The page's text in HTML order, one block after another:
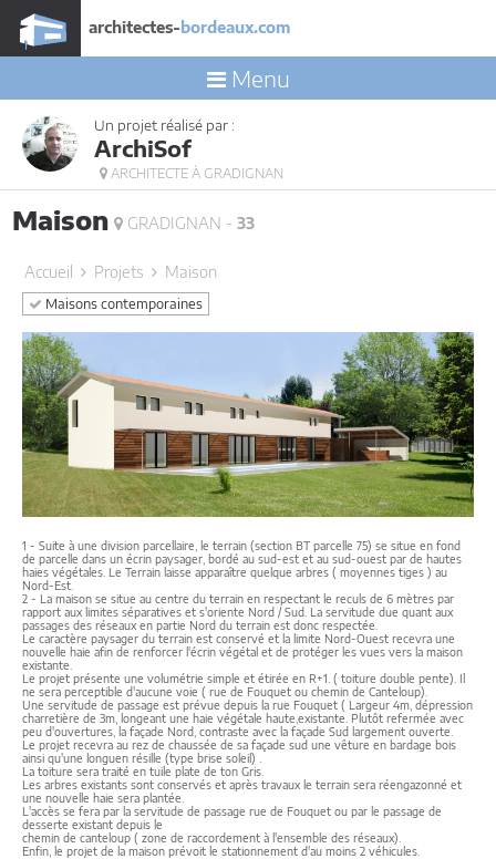
architectes- bordeaux.com
Menu
Un projet réalisé par :
ArchiSof
ARCHITECTE À GRADIGNAN
Maison GRADIGNAN - 33
Accueil Projets Maison
Maisons contemporaines
1 - Suite à une division parcellaire, le terrain (section BT parcelle 75) se situe en fond
de parcelle dans un écrin paysager, bordé au sud-est et au sud-ouest par de hautes
haies végétales. Le Terrain laisse apparaître quelque arbres ( moyennes tiges ) au
Nord-Est.
2 - La maison se situe au centre du terrain en respectant le reculs de 6 mètres par
rapport aux limites séparatives et s'oriente Nord / Sud. La servitude due quant aux
passages des réseaux en partie Nord du terrain est donc respectée.
Le caractère paysager du terrain est conservé et la limite Nord-Ouest recevra une
nouvelle haie afin de renforcer l'écrin végétal et de protéger les vues vers la maison
existante.
Le projet présente une volumétrie simple et étirée en R+1. ( toiture double pente). Il
ne sera perceptible d'aucune voie ( rue de Fouquet ou chemin de Canteloup).
Une servitude de passage est prévue depuis la rue Fouquet ( Largeur 4m, dépression
charretière de 3m, longeant une haie végétale haute,existante. Plutôt refermée avec
peu d'ouvertures, la façade Nord, contraste avec la façade Sud largement ouverte.
Le projet recevra au rez de chaussée de sa façade sud une vêture en bardage bois
ainsi qu'une longuen résille (type brise soleil) .
La toiture sera traité en tuile plate de ton Gris.
Les arbres existants sont conservés et après travaux le terrain sera réengazonné et
une nouvelle haie sera plantée.
L'accès se fera par la servitude de passage rue de Fouquet ou par le passage de
desserte existant depuis le
chemin de canteloup ( zone de raccordement à l'ensemble des réseaux).
Enfin, le projet de la maison prévoit le stationnement d'au moins 2 véhicules.